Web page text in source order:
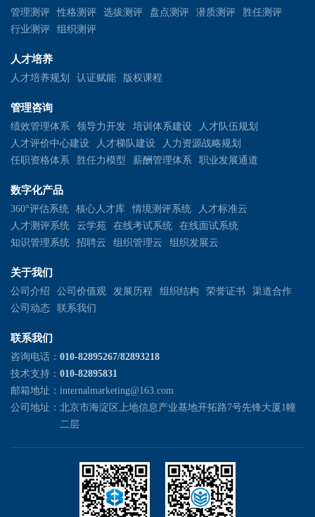
管理测评 性格测评 选拔测评 盘点测评 潜质测评
胜任测评
行业测评
组织测评
人才培养
人才培养规划 认证赋能 版权课程
管理咨询
绩效管理体系 领导力开发 培训体系建设
人才队伍规划
人才评价中心建设
人才梯队建设
人力资源战略规划
任职资格体系
胜任力模型 薪酬管理体系 职业发展通道
数字化产品
360°评估系统 核心人才库 情境测评系统
人才标准云
人才测评系统
云学苑 在线考试系统
在线面试系统
知识管理系统
招聘云 组织管理云 组织发展云
关于我们
公司介绍 公司价值观 发展历程 组织结构 荣誉证书
渠道合作
公司动态
联系我们
联系我们
咨询电话： 010-82895267/82893218
技术支持： 010-82895831
邮箱地址： internalmarketing@163.com
公司地址： 北京市海淀区上地信息产业基地开拓路7号先锋大厦1幢
二层